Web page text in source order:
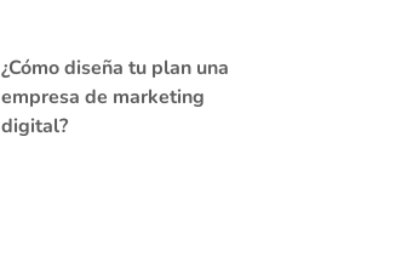
¿Cómo diseña tu plan una
empresa de marketing
digital?